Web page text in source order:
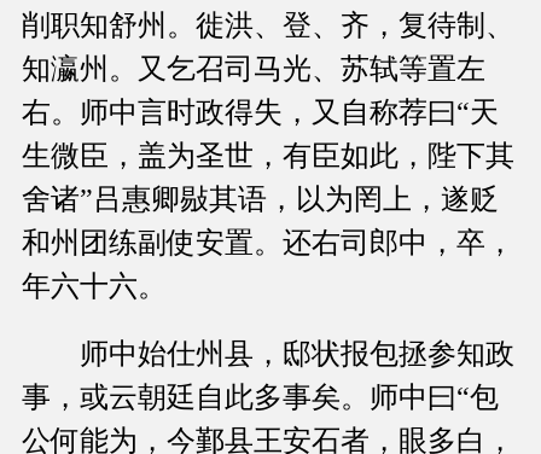
削职知舒州。徙洪、登、齐，复待制、
知瀛州。又乞召司马光、苏轼等置左
右。师中言时政得失，又自称荐曰“天
生微臣，盖为圣世，有臣如此，陛下其
舍诸”吕惠卿敡其语，以为罔上，遂贬
和州团练副使安置。还右司郎中，卒，
年六十六。
师中始仕州县，邸状报包拯参知政
事，或云朝廷自此多事矣。师中曰“包
公何能为，今鄞县王安石者，眼多白，